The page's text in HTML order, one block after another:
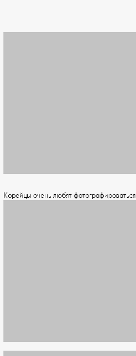
Корейцы очень любят фотографироваться